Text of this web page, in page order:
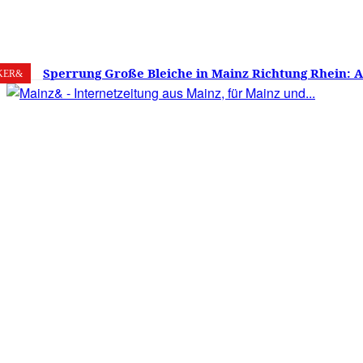
9. August 2026 34.1 Mainz
Sperrung Große Bleiche in Mainz Richtung Rhein:
verwirrt, Mainzer stinksauer – Haben die Mainzer